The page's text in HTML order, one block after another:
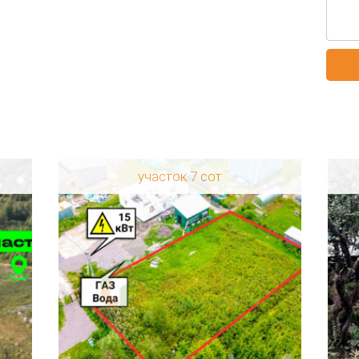
участок 7 сот
Регион: Ленинградская область
Район: Всеволожский р-н
КП Всеволожский
Категория земель: СНТ, ДНП